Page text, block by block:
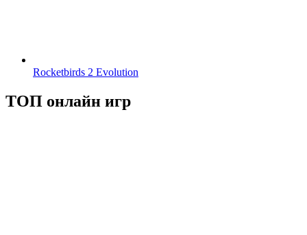
Rocketbirds 2 Evolution
ТОП онлайн игр